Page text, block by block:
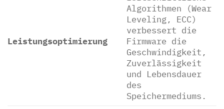
Leistungsoptimierung
Algorithmen (Wear
Leveling, ECC)
verbessert die
Firmware die
Geschwindigkeit,
Zuverlässigkeit
und Lebensdauer
des
Speichermediums.